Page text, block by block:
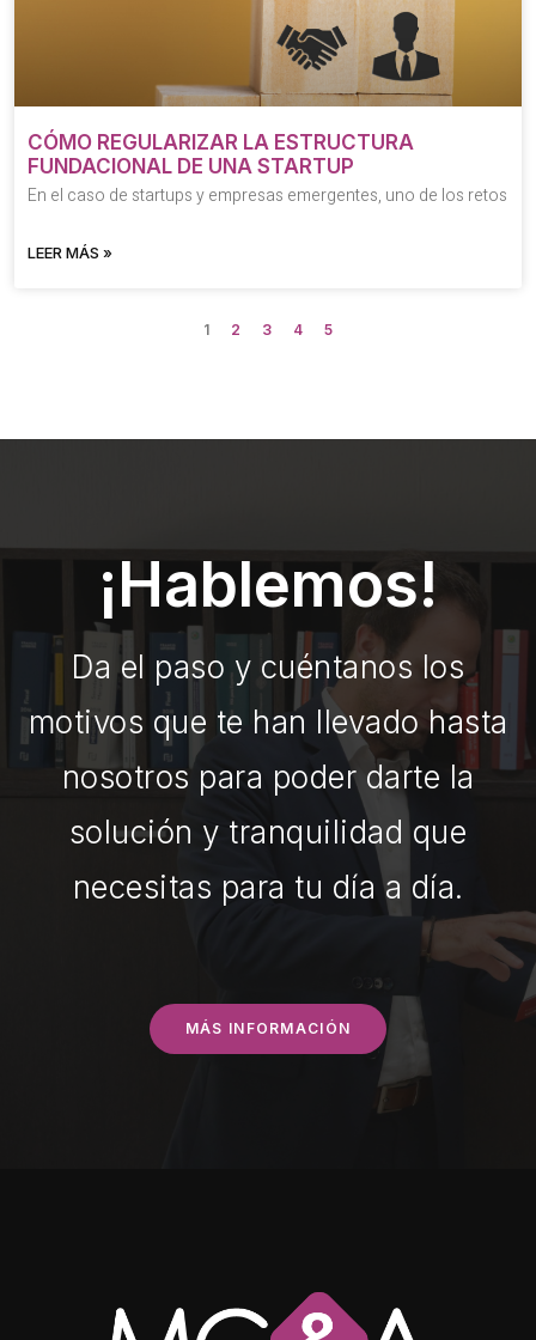
CÓMO REGULARIZAR LA ESTRUCTURA
FUNDACIONAL DE UNA STARTUP
En el caso de startups y empresas emergentes, uno de los retos
LEER MÁS »
1 2 3 4 5
¡Hablemos!
Da el paso y cuéntanos los
motivos que te han llevado hasta
nosotros para poder darte la
solución y tranquilidad que
necesitas para tu día a día.
MÁS INFORMACIÓN